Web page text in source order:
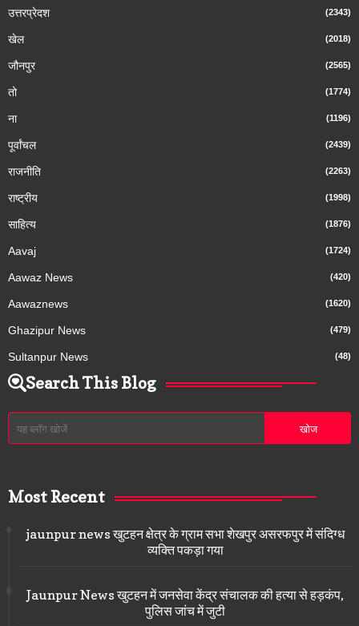
उत्तरप्रेदश (2343)
खेल (2018)
जौनपुर (2565)
तो (1774)
ना (1196)
पूर्वांचल (2439)
राजनीति (2263)
राष्ट्रीय (1998)
साहित्य (1876)
Aavaj (1724)
Aawaz News (420)
Aawaznews (1620)
Ghazipur News (479)
Sultanpur News (48)
Search This Blog
Most Recent
jaunpur news खुटहन क्षेत्र के ग्राम सभा शेखपुर असरफपुर में संदिग्ध
व्यक्ति पकड़ा गया
Jaunpur News खुटहन में जनसेवा केंद्र संचालक की हत्या से हड़कंप,
पुलिस जांच में जुटी